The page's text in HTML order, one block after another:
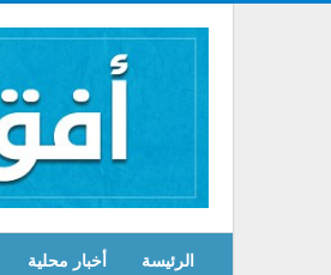
الرئيسة أخبار محلية